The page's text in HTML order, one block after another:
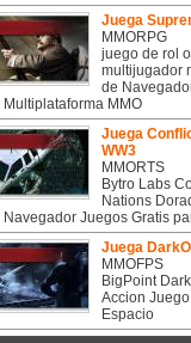
Juega
MMORPG
juego de rol
multijugador
de
MMO
Juega
WW3
MMORTS
Bytro Labs
Nations
Juegos Gratis
Juega
MMOFPS
BigPoint
Accion
Espacio